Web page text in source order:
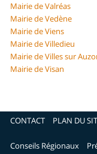
Mairie de Valréas
Mairie de Vedène
Mairie de Viens
Mairie de Villedieu
Mairie de Villes sur
Mairie de Visan
CONTACT PLAN DU
Conseils Régionaux